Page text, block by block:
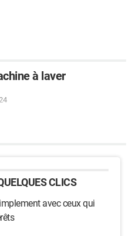
à laver
CLICS
avec ceux qui